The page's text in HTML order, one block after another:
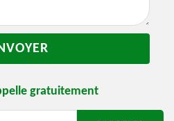
gratuitement